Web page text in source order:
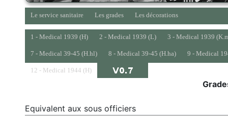
Le service sanitaire Les grades Les décorations
1 - Medical 1939 (H) 2 - Medical 1939 (L) 3 - Medical 1939
7 - Medical 39-45 (H.hl) 8 - Medical 39-45 (H.ha) 9 - Medical
12 - Medical 1944 (H)
Equivalent aux sous officiers